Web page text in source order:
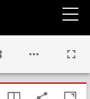
tot Sparendam toe ende die
daer in die diepte
1584 in november